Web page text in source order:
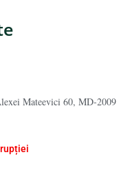
Mateevici 60, MD-2009